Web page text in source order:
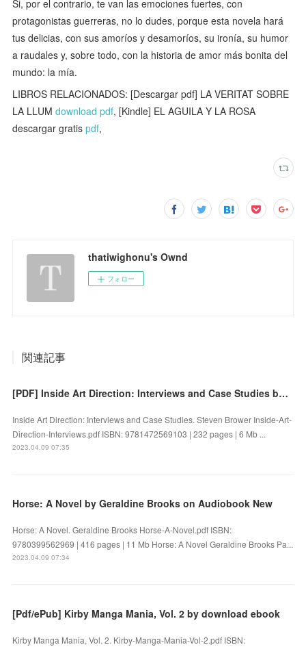
Si, por el contrario, te van las emociones fuertes, con
protagonistas guerreras, no lo dudes, porque esta novela hará
tus delicias, con sus amoríos y desamoríos, su ironía, su humor
a raudales y, sobre todo, con la historia de amor más bonita del
mundo: la mía.
LIBROS RELACIONADOS: [Descargar pdf] LA VERITAT SOBRE
LA LLUMdownload pdf, [Kindle] EL AGUILA Y LA ROSA
descargar gratispdf,
thatiwighonu's Ownd
フォロー
関連記事
[PDF] Inside Art Direction: Interviews and Case Studies by Steven Brower
Inside Art Direction: Interviews and Case Studies. Steven Brower Inside-Art-
Direction-Interviews.pdf ISBN: 9781472569103 | 232 pages | 6 Mb ...
2023.04.09 07:35
Horse: A Novel by Geraldine Brooks on Audiobook New
Horse: A Novel. Geraldine Brooks Horse-A-Novel.pdf ISBN:
9780399562969 | 416 pages | 11 Mb Horse: A Novel Geraldine Brooks Pa...
2023.04.09 07:34
[Pdf/ePub] Kirby Manga Mania, Vol. 2 by download ebook
Kirby Manga Mania, Vol. 2. Kirby-Manga-Mania-Vol-2.pdf ISBN: